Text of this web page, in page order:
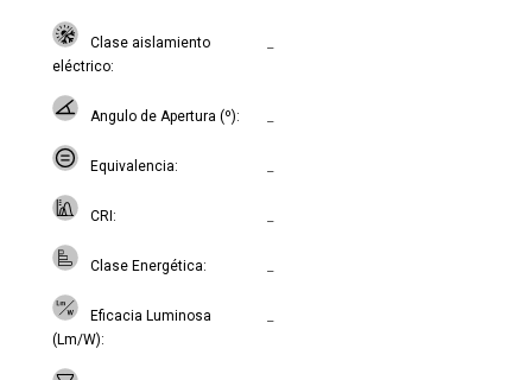
Clase aislamiento
eléctrico
Angulo de Apertura (º)
Equivalencia
CRI
Clase Energética
Eficacia Luminosa
(Lm/W)